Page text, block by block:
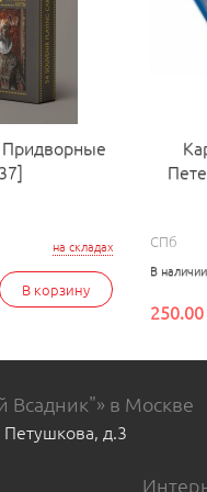
на складах
В корзину
СПб
В наличии
в Москве
д.3